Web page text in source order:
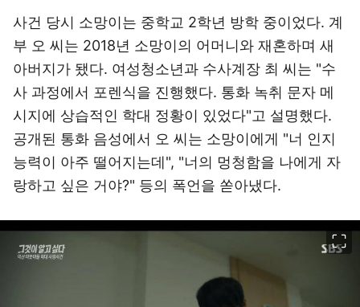
사건 당시 소망이는 중학교 2학년 방학 중이었다. 계
부 오 씨는 2018년 소망이의 어머니와 재혼하며 새
아버지가 됐다. 여성청소년과 수사계장 최 씨는 "수
사 과정에서 포렌식을 진행했다. 통화 녹취 문자 메
시지에 상습적인 학대 정황이 있었다"고 설명했다.
공개된 통화 음성에서 오 씨는 소망이에게 "너 인지
능력이 아주 떨어지는데", "너의 멍청함을 나에게 자
랑하고 싶은 거야?" 등의 폭언을 쏟아냈다.